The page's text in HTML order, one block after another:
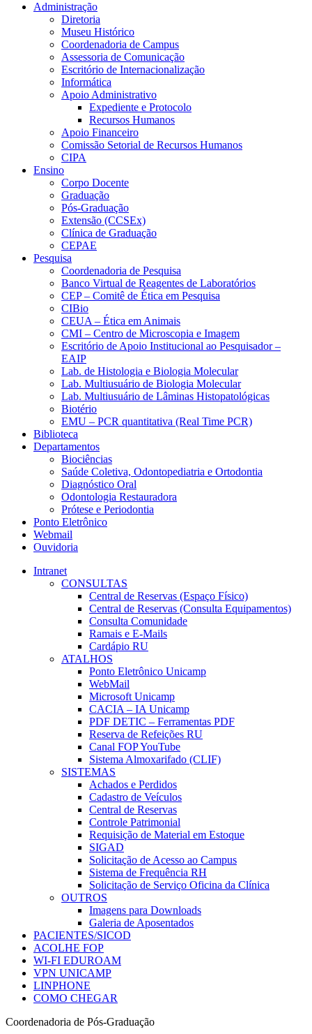
Administração
Diretoria
Museu Histórico
Coordenadoria de Campus
Assessoria de Comunicação
Escritório de Internacionalização
Informática
Apoio Administrativo
Expediente e Protocolo
Recursos Humanos
Apoio Financeiro
Comissão Setorial de Recursos Humanos
CIPA
Ensino
Corpo Docente
Graduação
Pós-Graduação
Extensão (CCSEx)
Clínica de Graduação
CEPAE
Pesquisa
Coordenadoria de Pesquisa
Banco Virtual de Reagentes de Laboratórios
CEP – Comitê de Ética em Pesquisa
CIBio
CEUA – Ética em Animais
CMI – Centro de Microscopia e Imagem
Escritório de Apoio Institucional ao Pesquisador –
EAIP
Lab. de Histologia e Biologia Molecular
Lab. Multiusuário de Biologia Molecular
Lab. Multiusuário de Lâminas Histopatológicas
Biotério
EMU – PCR quantitativa (Real Time PCR)
Biblioteca
Departamentos
Biociências
Saúde Coletiva, Odontopediatria e Ortodontia
Diagnóstico Oral
Odontologia Restauradora
Prótese e Periodontia
Ponto Eletrônico
Webmail
Ouvidoria
Intranet
CONSULTAS
Central de Reservas (Espaço Físico)
Central de Reservas (Consulta Equipamentos)
Consulta Comunidade
Ramais e E-Mails
Cardápio RU
ATALHOS
Ponto Eletrônico Unicamp
WebMail
Microsoft Unicamp
CACIA – IA Unicamp
PDF DETIC – Ferramentas PDF
Reserva de Refeições RU
Canal FOP YouTube
Sistema Almoxarifado (CLIF)
SISTEMAS
Achados e Perdidos
Cadastro de Veículos
Central de Reservas
Controle Patrimonial
Requisição de Material em Estoque
SIGAD
Solicitação de Acesso ao Campus
Sistema de Frequência RH
Solicitação de Serviço Oficina da Clínica
OUTROS
Imagens para Downloads
Galeria de Aposentados
PACIENTES/SICOD
ACOLHE FOP
WI-FI EDUROAM
VPN UNICAMP
LINPHONE
COMO CHEGAR
Coordenadoria de Pós-Graduação